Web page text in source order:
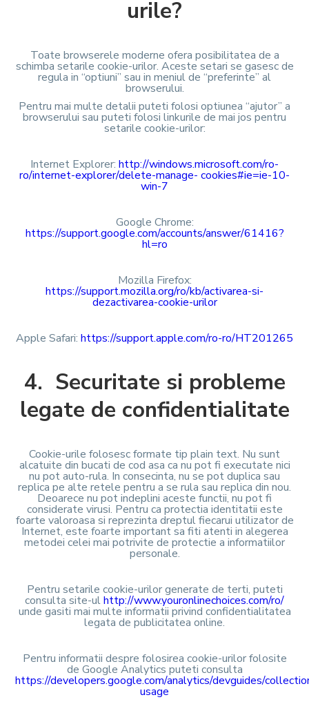
urile?
Toate browserele moderne ofera posibilitatea de a
schimba setarile cookie-urilor. Aceste setari se gasesc de
regula in “optiuni” sau in meniul de “preferinte” al
browserului.
Pentru mai multe detalii puteti folosi optiunea “ajutor” a
browserului sau puteti folosi linkurile de mai jos pentru
setarile cookie-urilor:
Internet Explorer: http://windows.microsoft.com/ro-
ro/internet-explorer/delete-manage- cookies#ie=ie-10-
win-7
Google Chrome:
https://support.google.com/accounts/answer/61416?
hl=ro
Mozilla Firefox:
https://support.mozilla.org/ro/kb/activarea-si-
dezactivarea-cookie-urilor
Apple Safari: https://support.apple.com/ro-ro/HT201265
4. Securitate si probleme
legate de confidentialitate
Cookie-urile folosesc formate tip plain text. Nu sunt
alcatuite din bucati de cod asa ca nu pot fi executate nici
nu pot auto-rula. In consecinta, nu se pot duplica sau
replica pe alte retele pentru a se rula sau replica din nou.
Deoarece nu pot indeplini aceste functii, nu pot fi
considerate virusi. Pentru ca protectia identitatii este
foarte valoroasa si reprezinta dreptul fiecarui utilizator de
Internet, este foarte important sa fiti atenti in alegerea
metodei celei mai potrivite de protectie a informatiilor
personale.
Pentru setarile cookie-urilor generate de terti, puteti
consulta site-ulhttp://www.youronlinechoices.com/ro/
unde gasiti mai multe informatii privind confidentialitatea
legata de publicitatea online.
Pentru informatii despre folosirea cookie-urilor folosite
de Google Analytics puteti consulta
https://developers.google.com/analytics/devguides/
usage